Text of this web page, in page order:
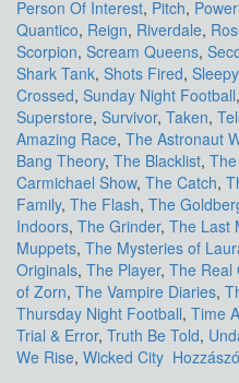
Person Of Interest, Pitch,
Quantico, Reign, Riverdale,
Scorpion, Scream Queens,
Shark Tank, Shots Fired,
Crossed, Sunday Night Football,
Superstore, Survivor, Taken,
Amazing Race, The Astronaut
Bang Theory, The Blacklist,
Carmichael Show, The Catch,
Family, The Flash, The
Indoors, The Grinder, The Last
Muppets, The Mysteries of
Originals, The Player, The Real
of Zorn, The Vampire Diaries,
Thursday Night Football, Time
Trial & Error, Truth Be Told,
We Rise, Wicked City